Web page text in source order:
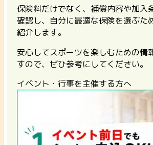
保険料だけでなく、補償内容や加入
確認し、自分に最適な保険を選ぶた
紹介します。
安心してスポーツを楽しむための情
すので、ぜひ参考にしてください。
イベント・行事を主催する方へ